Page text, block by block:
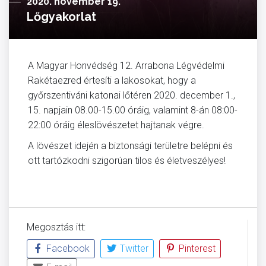
Lőgyakorlat
A Magyar Honvédség 12. Arrabona Légvédelmi
Rakétaezred értesíti a lakosokat, hogy a
győrszentiváni katonai lőtéren 2020. december 1.,
15. napjain 08.00-15.00 óráig, valamint 8-án 08:00-
22:00 óráig éleslövészetet hajtanak végre.
A lövészet idején a biztonsági területre belépni és
ott tartózkodni szigorúan tilos és életveszélyes!
Megosztás itt:
Facebook
Twitter
Pinterest